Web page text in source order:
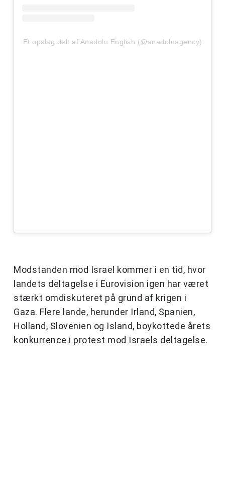
Et opslag delt af Anadolu English (@anadoluagency)
Modstanden mod Israel kommer i en tid, hvor
landets deltagelse i Eurovision igen har været
stærkt omdiskuteret på grund af krigen i
Gaza. Flere lande, herunder Irland, Spanien,
Holland, Slovenien og Island, boykottede årets
konkurrence i protest mod Israels deltagelse.